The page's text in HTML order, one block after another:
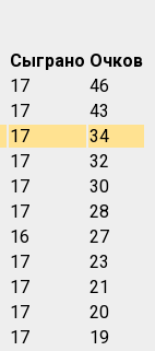
Сыграно Очков
17
46
17
43
17
34
17
32
17
30
17
28
16
27
17
23
17
21
17
20
17
19